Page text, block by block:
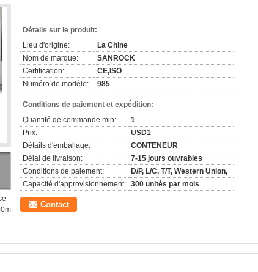
Détails sur le produit:
Lieu d'origine:
La Chine
Nom de marque:
SANROCK
Certification:
CE,ISO
Numéro de modèle:
985
Conditions de paiement et expédition:
Quantité de commande min:
1
Prix:
USD1
Détails d'emballage:
CONTENEUR
Délai de livraison:
7-15 jours ouvrables
Conditions de paiement:
D/P, L/C, T/T, Western Union,
Capacité d'approvisionnement: 300 unités par mois
Contact